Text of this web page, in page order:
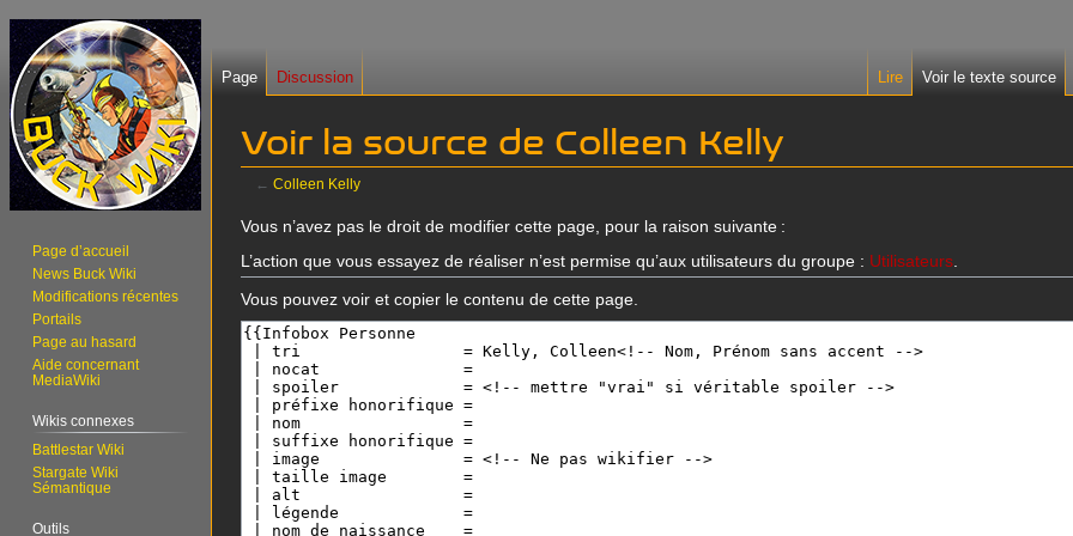
Voir la source de Colleen Kelly
← Colleen Kelly
Aller
à
la
navigation
Aller
à
la
recherche
Vous n’avez pas le droit de modifier cette page, pour la raison suivante :
L’action que vous essayez de réaliser n’est permise qu’aux utilisateurs du groupe : Utilisateurs
Vous pouvez voir et copier le contenu de cette page.
Page Discussion Lire Voir le texte source
Page d’accueil
News Buck Wiki
Modifications récentes
Portails
Page au hasard
Aide concernant
MediaWiki
Wikis connexes
Battlestar Wiki
Stargate Wiki
Sémantique
Outils